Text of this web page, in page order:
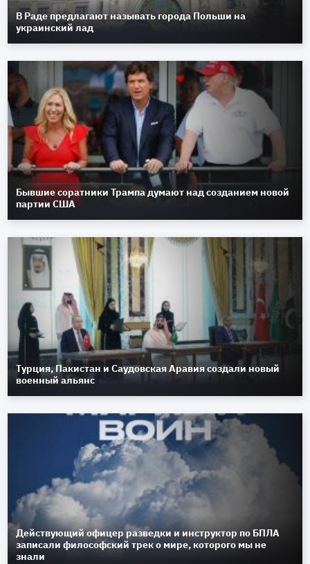
В Раде предлагают называть города Польши на
украинский лад
Бывшие соратники Трампа думают над созданием новой
партии США
Турция, Пакистан и Саудовская Аравия создали новый
военный альянс
Действующий офицер разведки и инструктор по БПЛА
записали философский трек о мире, которого мы не
знали